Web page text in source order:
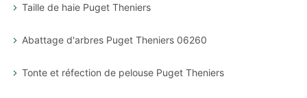
Taille de haie Puget Theniers
Abattage d'arbres Puget Theniers 06260
Tonte et réfection de pelouse Puget Theniers